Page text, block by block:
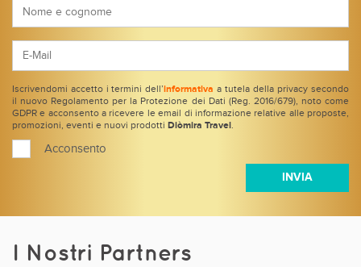
Iscrivendomi accetto i termini dell’ informativa a tutela della privacy secondo
il nuovo Regolamento per la Protezione dei Dati (Reg. 2016/679), noto come
GDPR e acconsento a ricevere le email di informazione relative alle proposte,
promozioni, eventi e nuovi prodotti Diòmira Travel .
Acconsento
I Nostri Partners